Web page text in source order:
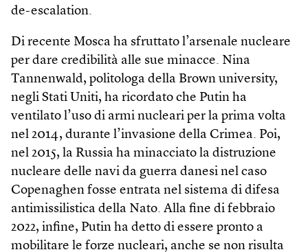
de-escalation.
Di recente Mosca ha sfruttato l’arsenale nucleare
per dare credibilità alle sue minacce. Nina
Tannenwald, politologa della Brown university,
negli Stati Uniti, ha ricordato che Putin ha
ventilato l’uso di armi nucleari per la prima volta
nel 2014, durante l’invasione della Crimea. Poi,
nel 2015, la Russia ha minacciato la distruzione
nucleare delle navi da guerra danesi nel caso
Copenaghen fosse entrata nel sistema di difesa
antimissilistica della Nato. Alla fine di febbraio
2022, infine, Putin ha detto di essere pronto a
mobilitare le forze nucleari, anche se non risulta